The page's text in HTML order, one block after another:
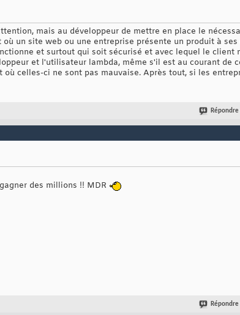
mais au développeur de mettre en place le
un site web ou une entreprise présente un produit à
et surtout qui soit sécurisé et avec lequel le client
et l'utilisateur lambda, même s'il est au courant de
celles-ci ne sont pas mauvaise. Après tout, si les
des millions !! MDR
Répondre